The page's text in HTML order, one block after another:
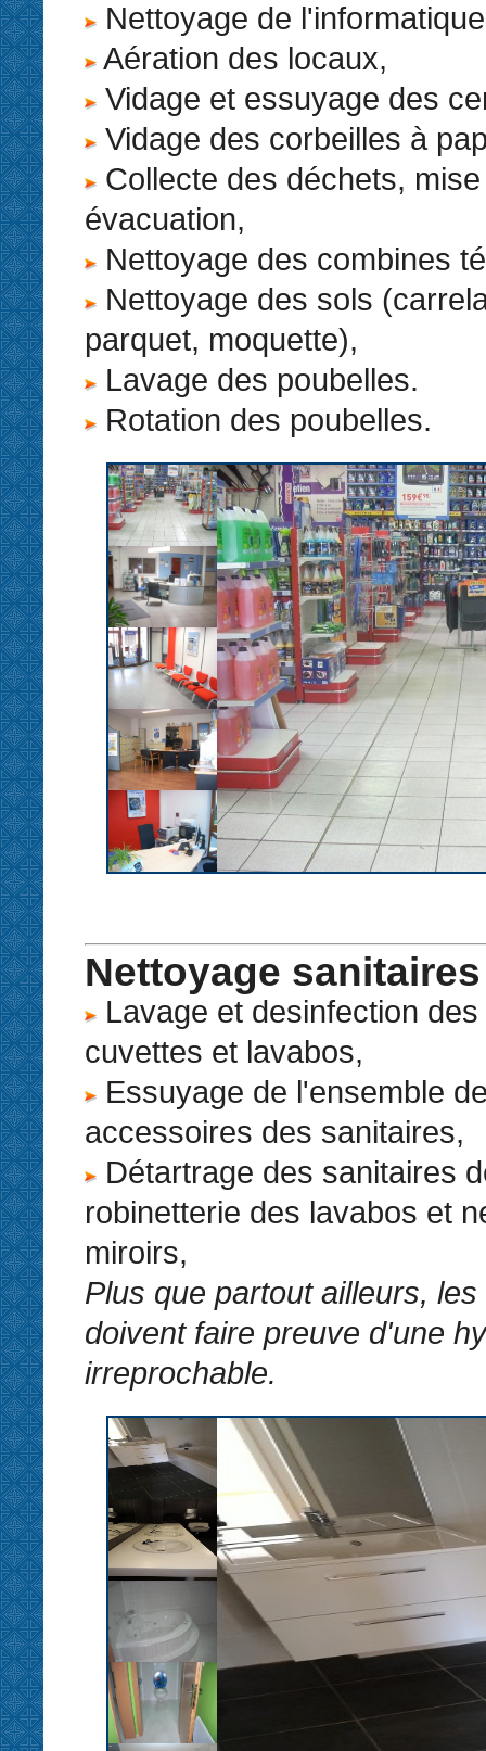
Nettoyage de
Aération des locaux,
Vidage et essuyage des
Vidage des corbeilles à
Collecte des déchets,
évacuation,
Nettoyage des combines
Nettoyage des sols
parquet, moquette),
Lavage des poubelles.
Rotation des poubelles.
Nettoyage sanitaires
Lavage et desinfection
cuvettes et lavabos,
Essuyage de l'ensemble
accessoires des sanitaires,
Détartrage des sanitaires
robinetterie des lavabos et
miroirs,
Plus que partout ailleurs,
doivent faire preuve d'une
irreprochable.